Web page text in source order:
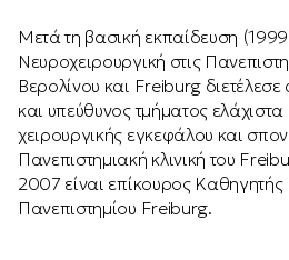
Μετά τη βασική εκπαίδευση
Νευροχειρουργική στις
Βερολίνου και Freiburg
και υπεύθυνος τμήματος ελάχιστα
χειρουργικής εγκεφάλου και
Πανεπιστημιακή κλινική του
2007 είναι επίκουρος Καθηγητής
Πανεπιστημίου Freiburg.